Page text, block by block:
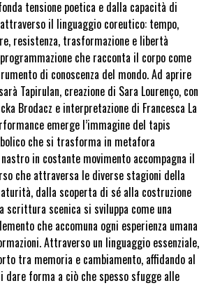
tensione poetica e dalla capacità di
il linguaggio coreutico: tempo,
resistenza, trasformazione e libertà
che racconta il corpo come
di conoscenza del mondo. Ad aprire
Tapirulan, creazione di Sara Lourenço, con
Brodacz e interpretazione di Francesca La
emerge l’immagine del tapis
che si trasforma in metafora
in costante movimento accompagna il
che attraversa le diverse stagioni della
dalla scoperta di sé alla costruzione
scrittura scenica si sviluppa come una
che accomuna ogni esperienza umana
Attraverso un linguaggio essenziale,
tra memoria e cambiamento, affidando al
forma a ciò che spesso sfugge alle